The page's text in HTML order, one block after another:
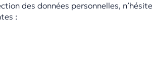
des données personnelles,
: